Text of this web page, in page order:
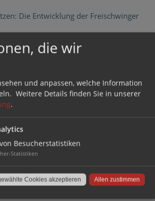
Die Entwicklung der Freischwinger
des 20. Jahrhunderts.
das Gewicht der sitzenden Person
Stahlrohr abgefedert. Dadurch
federndes Sitzgefühl. Diese
des 20. Jahrhunderts für viele
überraschend.
verschmelzen beim S32/S64
Der S32/S64 wirkt, als würde er
der hinteren Stuhlbeine macht
maßgeblich zu einem Raumgefühl der
die wir
und anpassen, welche Information
Weitere Details finden Sie in unserer
.
Besucherstatistiken
Statistiken
Allen zustimmen
Cookies akzeptieren